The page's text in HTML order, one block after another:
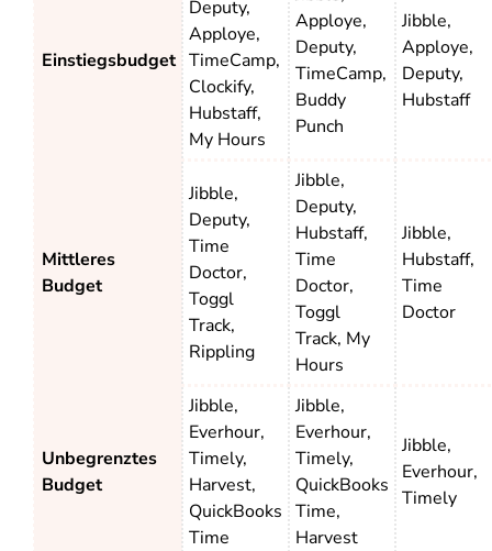
Einstiegsbudget
Deputy,
Apploye,
TimeCamp,
Clockify,
Hubstaff,
My Hours
Apploye,
Deputy,
TimeCamp,
Buddy
Punch
Jibble,
Apploye,
Deputy,
Hubstaff
Mittleres
Budget
Jibble,
Deputy,
Time
Doctor,
Toggl
Track,
Rippling
Jibble,
Deputy,
Hubstaff,
Time
Doctor,
Toggl
Track, My
Hours
Jibble,
Hubstaff,
Time
Doctor
Unbegrenztes
Budget
Jibble,
Everhour,
Timely,
Harvest,
QuickBooks
Time
Jibble,
Everhour,
Timely,
QuickBooks
Time,
Harvest
Jibble,
Everhour,
Timely